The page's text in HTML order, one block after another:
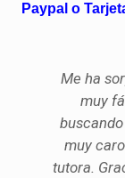
Paypal o
Me ha
muy
muy
tutora.